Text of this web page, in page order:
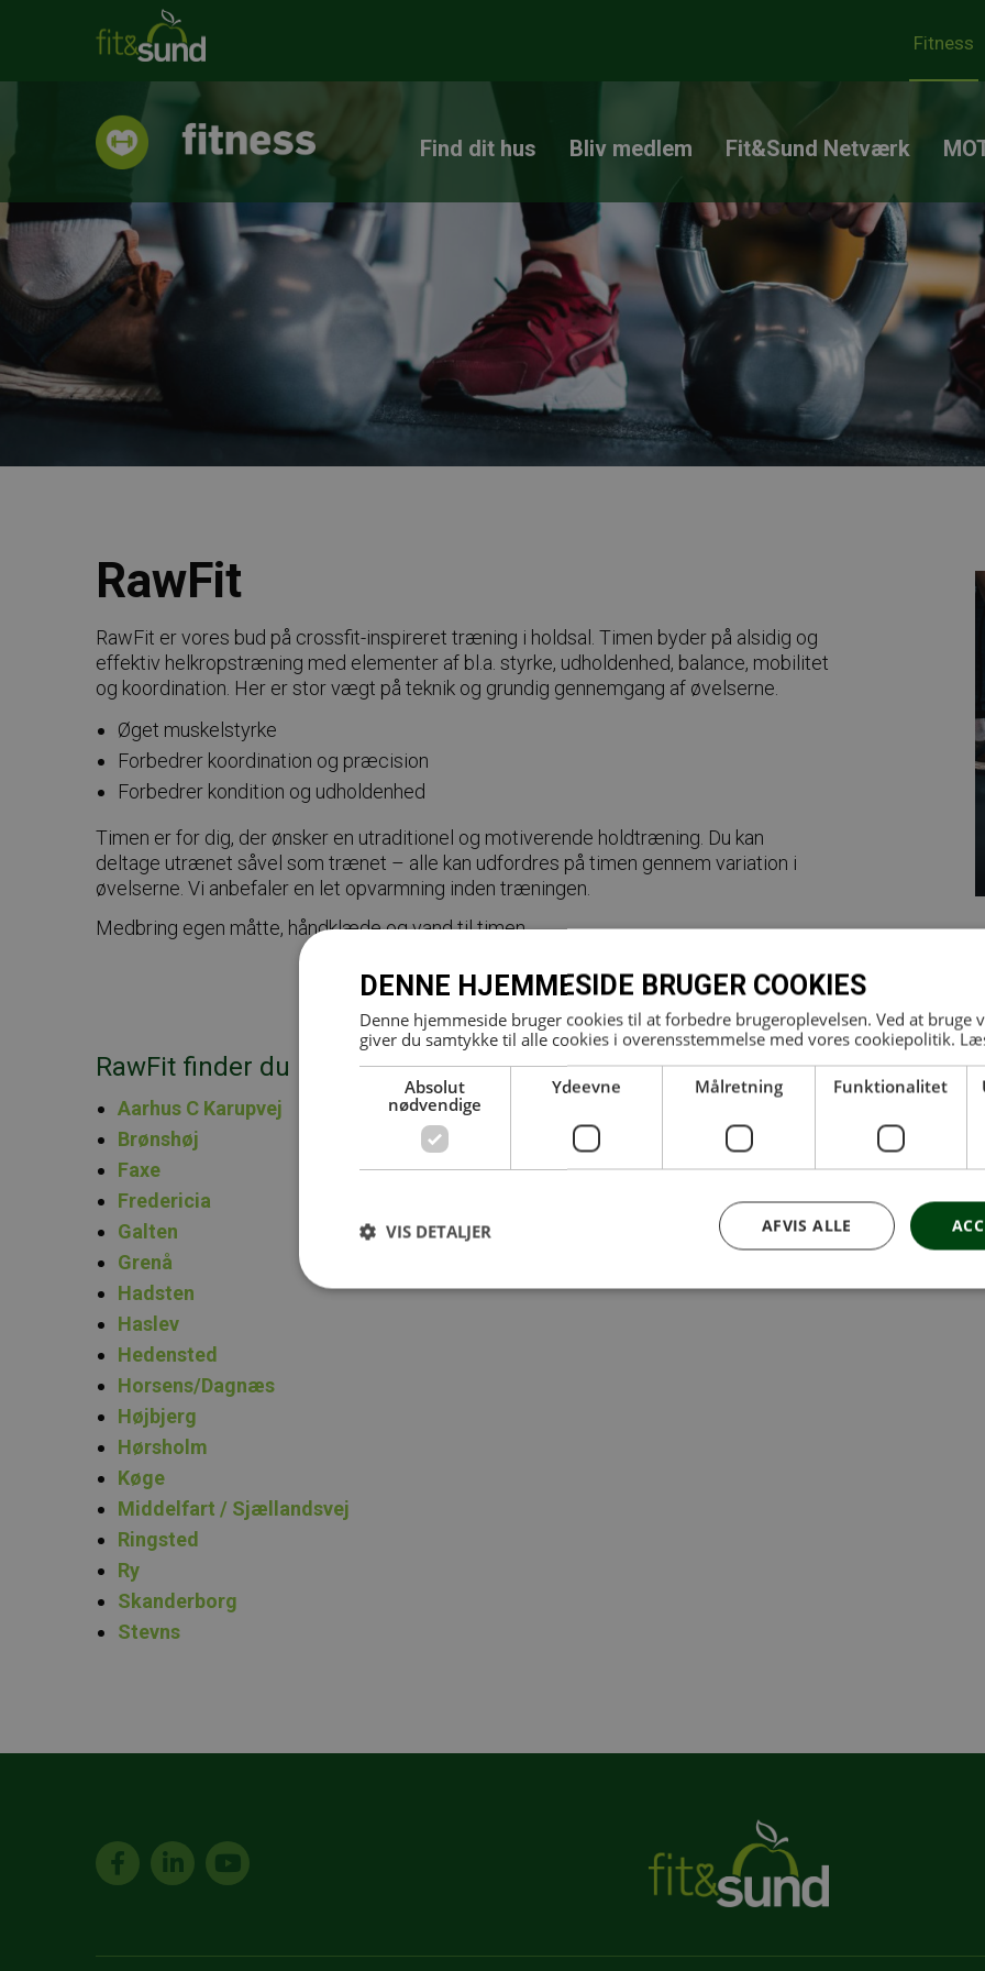
Fitness
Find dit hus Bliv medlem Fit&Sund Netværk
RawFit
RawFit er vores bud på crossfit-inspireret træning i holdsal. Timen byder på alsidig og
effektiv helkropstræning med elementer af bl.a. styrke, udholdenhed, balance, mobilitet
og koordination. Her er stor vægt på teknik og grundig gennemgang af øvelserne.
Øget muskelstyrke
Forbedrer koordination og præcision
Forbedrer kondition og udholdenhed
Timen er for dig, der ønsker en utraditionel og motiverende holdtræning. Du kan
deltage utrænet såvel som trænet – alle kan udfordres på timen gennem variation i
øvelserne. Vi anbefaler en let opvarmning inden træningen.
Medbring egen måtte, håndklæde og vand til timen.
RawFit finder du i følgende Fit&Sund huse:
Aarhus C Karupvej
Brønshøj
Faxe
Fredericia
Galten
Grenå
Hadsten
Haslev
Hedensted
Horsens/Dagnæs
Højbjerg
Hørsholm
Køge
Middelfart / Sjællandsvej
Ringsted
Ry
Skanderborg
Stevns
DENNE HJEMMESIDE BRUGER COOKIES
Denne hjemmeside bruger cookies til at forbedre brugeroplevelsen. Ved at bruge
giver du samtykke til alle cookies i overensstemmelse med vores cookiepolitik.
Absolut
nødvendige
Ydeevne Målretning Funktionalitet
AFVIS ALLE
VIS DETALJER